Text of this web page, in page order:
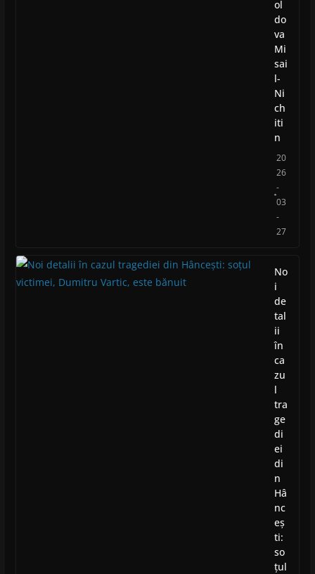
ol
do
va
Mi
sai
l-
Ni
ch
iti
n
20
26
-
03
-
27
No
i
de
tal
ii
în
ca
zu
l
tra
ge
di
ei
di
n
Hâ
nc
eș
ti:
so
țul